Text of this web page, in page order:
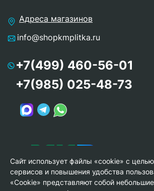
Адреса магазинов
info@shopkmplitka.ru
+7(499) 460-56-01
+7(985) 025-48-73
Сайт использует файлы «cookie» с
сервисов и повышения удобства
«Cookie» представляют собой